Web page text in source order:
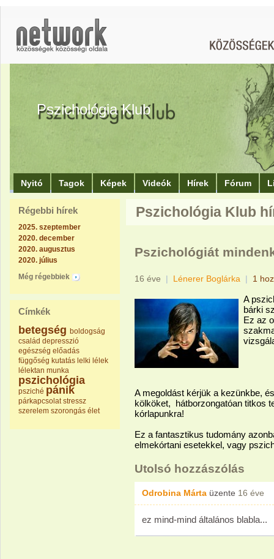
Pszichológia Klub
Nyitó Tagok Képek Videók Hírek Fórum
Régebbi hírek
2025. szeptember
2020. december
2020. augusztus
2020. július
Még régebbiek
Címkék
betegség boldogság
család depresszió
egészség előadás
függőség kutatás lelki lélek
lélektan munka
pszichológia
psziché pánik
párkapcsolat stressz
szerelem szorongás élet
Pszichológia Klub
Pszichológiát
16 éve | Lénerer Boglárka | 1
A
bárki
Ez az
A megoldást kérjük a kezünkbe,
kölköket, hátborzongatóan titkos
kórlapunkra!
Ez a fantasztikus tudomány
elmekórtani esetekkel, vagy
Utolsó hozzászólás
Odrobina Márta üzente 16 éve
ez mind-mind általános blabla...